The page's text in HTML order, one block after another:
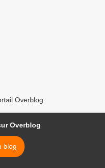
Overblog
Overblog
blog